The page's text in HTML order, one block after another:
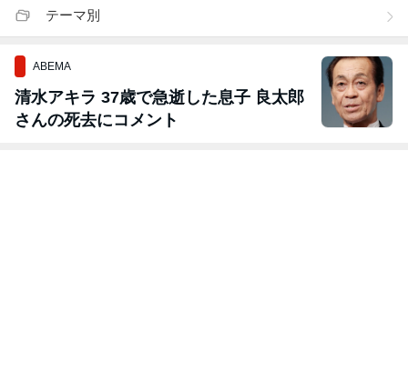
テーマ別
ABEMA
清水アキラ 37歳で急逝した息子 良太郎
さんの死去にコメント